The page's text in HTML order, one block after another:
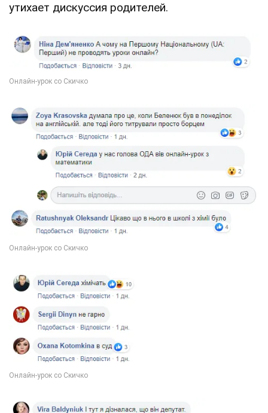
утихает дискуссия родителей.